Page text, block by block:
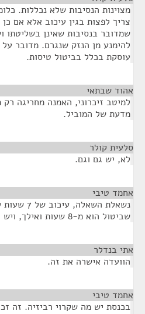
מצוינות הנסיבות שלא נכללות.
צריך לפצות בגין עיכוב אלא אם כן
שמדובר בנסיבות שאינן בשליטתו
להימנע מן הנזק שנגרם. מדובר
עוסקת בכלל בביטול טיסות.
אהוד שבתאי
למיטב זיכרוני, האמנה מחריגה
מדעת של המוביל.
סלעית קולר
לא, יש גם וגם.
אחמד טיבי
נשאלת
שביטול הוא מ-8 שעות ואילך, ויש לי על כך השגה - - -
אתי בנדלר
הוועדה אישרה את זה.
אחמד טיבי
בכנסת יש מה שקרוי רביזיה. זה